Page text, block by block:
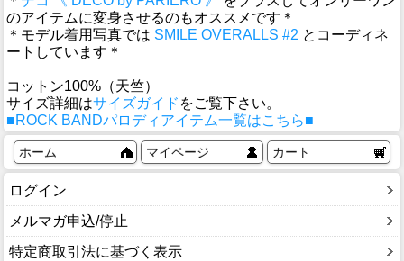
のアイテムに変身させるのもオススメです＊
＊モデル着用写真では SMILE OVERALLS #2 とコーディネ
ートしています＊
コットン100%（天竺）
サイズ詳細はサイズガイド をご覧下さい。
■ROCK BANDパロディアイテム一覧はこちら■
ホーム マイページ カート
ログイン
メルマガ申込/停止
特定商取引法に基づく表示